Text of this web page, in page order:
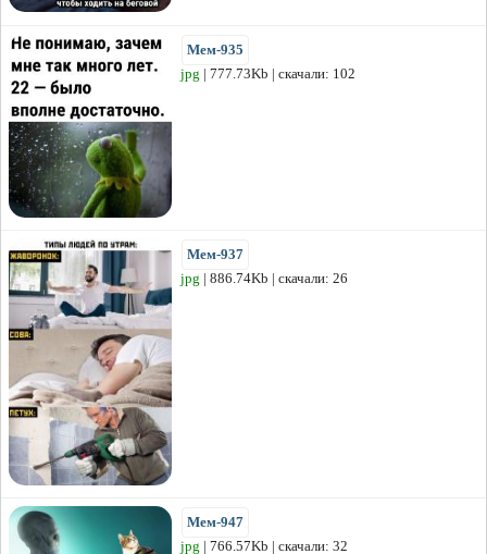
Мем-935
jpg | 777.73Kb | скачали: 102
Мем-937
jpg | 886.74Kb | скачали: 26
Мем-947
jpg | 766.57Kb | скачали: 32